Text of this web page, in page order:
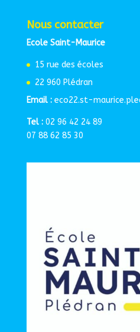
Nous contacter
Ecole Saint-Maurice
15 rue des écoles
22 960 Plédran
Email :eco22.st-
Tel :02 96 42 24 89
07 88 62 85 30